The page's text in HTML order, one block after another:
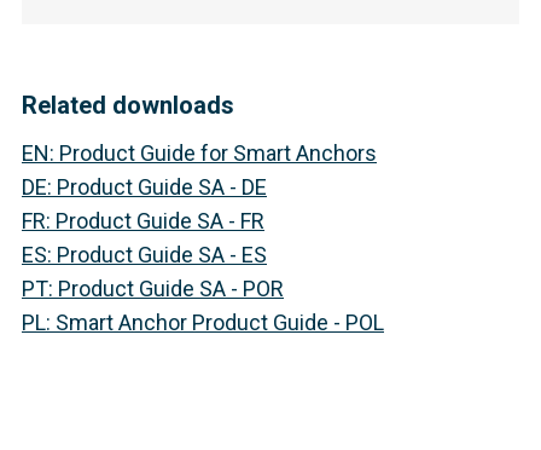
Related downloads
EN: Product Guide for Smart Anchors
DE: Product Guide SA - DE
FR: Product Guide SA - FR
ES: Product Guide SA - ES
PT: Product Guide SA - POR
PL: Smart Anchor Product Guide - POL